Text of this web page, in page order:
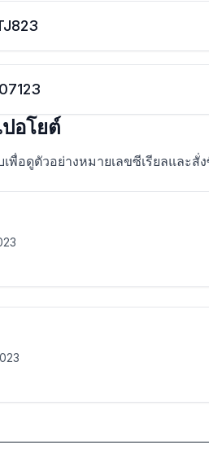
ปอโยต์
เพื่อดูตัวอย่างหมายเลขซีเรียลและสั่